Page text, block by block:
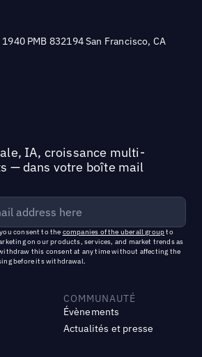
PMB 832194 San Francisco, CA
IA, croissance multi-
— dans votre boîte mail
consent to the companies of the uberall groupto
on our products, services, and market trends as
this consent at any time without affecting the
before its withdrawal.
COMMUNAUTÉ
Évènements
Actualités et presse